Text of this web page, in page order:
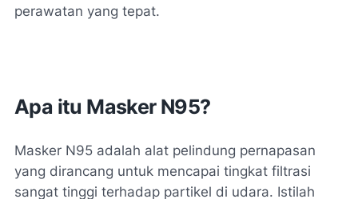
perawatan yang tepat.
Apa itu Masker N95?
Masker N95 adalah alat pelindung pernapasan
yang dirancang untuk mencapai tingkat filtrasi
sangat tinggi terhadap partikel di udara. Istilah